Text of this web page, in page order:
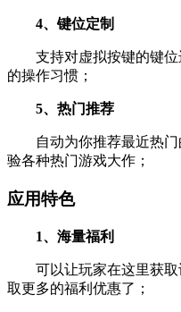
4、键位定制
支持对虚拟按键的键位
的操作习惯；
5、热门推荐
自动为你推荐最近热门
验各种热门游戏大作；
应用特色
1、海量福利
可以让玩家在这里获取
取更多的福利优惠了；